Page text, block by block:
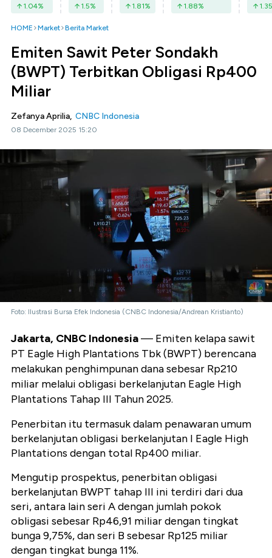
1.04% 1.5% 1.81% 1.88% 1.35
HOME Market Berita Market
Emiten Sawit Peter Sondakh
(BWPT) Terbitkan Obligasi Rp400
Miliar
Zefanya Aprilia, CNBC Indonesia
08 December 2025 15:20
Foto: Ilustrasi Bursa Efek Indonesia (CNBC Indonesia/Andrean Kristianto)
Jakarta, CNBC Indonesia— Emiten kelapa sawit
PT Eagle High Plantations Tbk (BWPT) berencana
melakukan penghimpunan dana sebesar Rp210
miliar melalui obligasi berkelanjutan Eagle High
Plantations Tahap III Tahun 2025.
Penerbitan itu termasuk dalam penawaran umum
berkelanjutan obligasi berkelanjutan I Eagle High
Plantations dengan total Rp400 miliar.
Mengutip prospektus, penerbitan obligasi
berkelanjutan BWPT tahap III ini terdiri dari dua
seri, antara lain seri A dengan jumlah pokok
obligasi sebesar Rp46,91 miliar dengan tingkat
bunga 9,75%, dan seri B sebesar Rp125 miliar
dengan tingkat bunga 11%.